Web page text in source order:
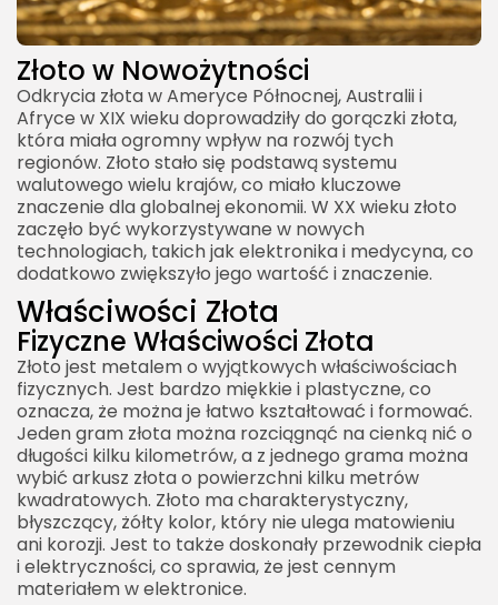
Złoto w Nowożytności
Odkrycia złota w Ameryce Północnej, Australii i
Afryce w XIX wieku doprowadziły do gorączki złota,
która miała ogromny wpływ na rozwój tych
regionów. Złoto stało się podstawą systemu
walutowego wielu krajów, co miało kluczowe
znaczenie dla globalnej ekonomii. W XX wieku złoto
zaczęło być wykorzystywane w nowych
technologiach, takich jak elektronika i medycyna, co
dodatkowo zwiększyło jego wartość i znaczenie.
Właściwości Złota
Fizyczne Właściwości Złota
Złoto jest metalem o wyjątkowych właściwościach
fizycznych. Jest bardzo miękkie i plastyczne, co
oznacza, że można je łatwo kształtować i formować.
Jeden gram złota można rozciągnąć na cienką nić o
długości kilku kilometrów, a z jednego grama można
wybić arkusz złota o powierzchni kilku metrów
kwadratowych. Złoto ma charakterystyczny,
błyszczący, żółty kolor, który nie ulega matowieniu
ani korozji. Jest to także doskonały przewodnik ciepła
i elektryczności, co sprawia, że jest cennym
materiałem w elektronice.